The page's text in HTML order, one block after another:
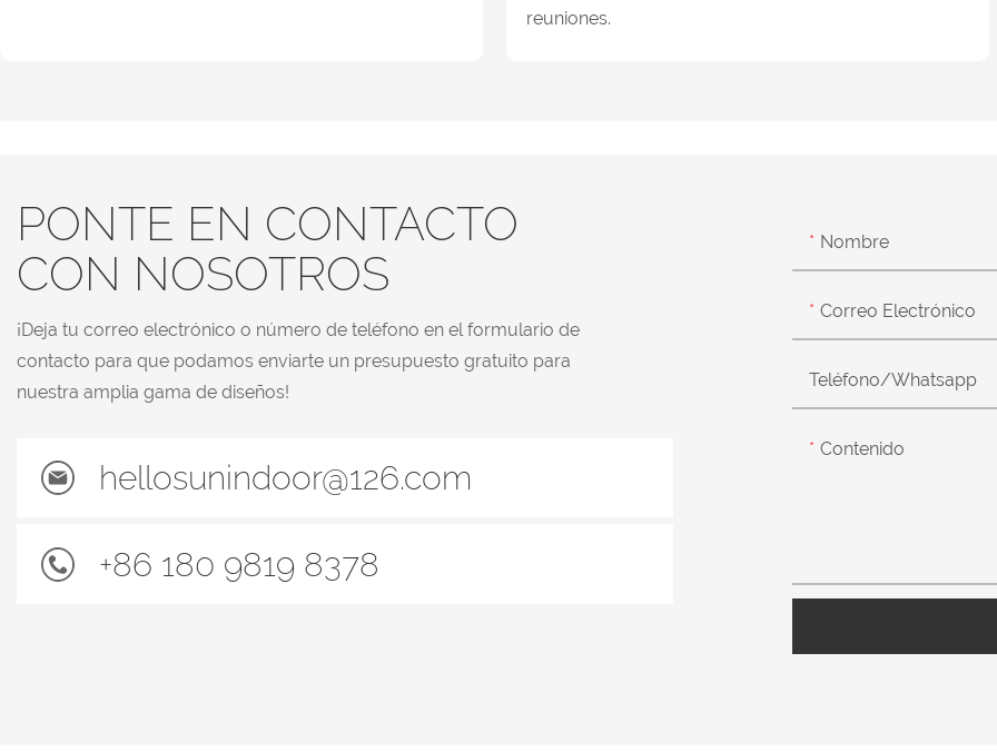
reuniones.
PONTE EN CONTACTO
CON NOSOTROS
¡Deja tu correo electrónico o número de teléfono en el formulario de
contacto para que podamos enviarte un presupuesto gratuito para
nuestra amplia gama de diseños!
hellosunindoor@126.com
+86 180 9819 8378
Nombre
Correo Electrónico
Teléfono/whatsapp
Contenido